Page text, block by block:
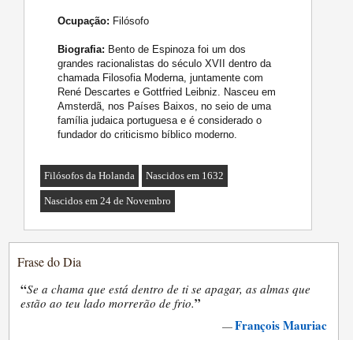
Ocupação: Filósofo
Biografia: Bento de Espinoza foi um dos
grandes racionalistas do século XVII dentro da
chamada Filosofia Moderna, juntamente com
René Descartes e Gottfried Leibniz. Nasceu em
Amsterdã, nos Países Baixos, no seio de uma
família judaica portuguesa e é considerado o
fundador do criticismo bíblico moderno.
Filósofos da Holanda Nascidos em 1632
Nascidos em 24 de Novembro
Frase do Dia
“Se a chama que está dentro de ti se apagar, as almas que
estão ao teu lado morrerão de frio.”
—François Mauriac